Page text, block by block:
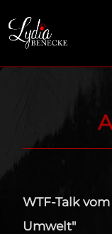
WTF-Talk
Umwelt"